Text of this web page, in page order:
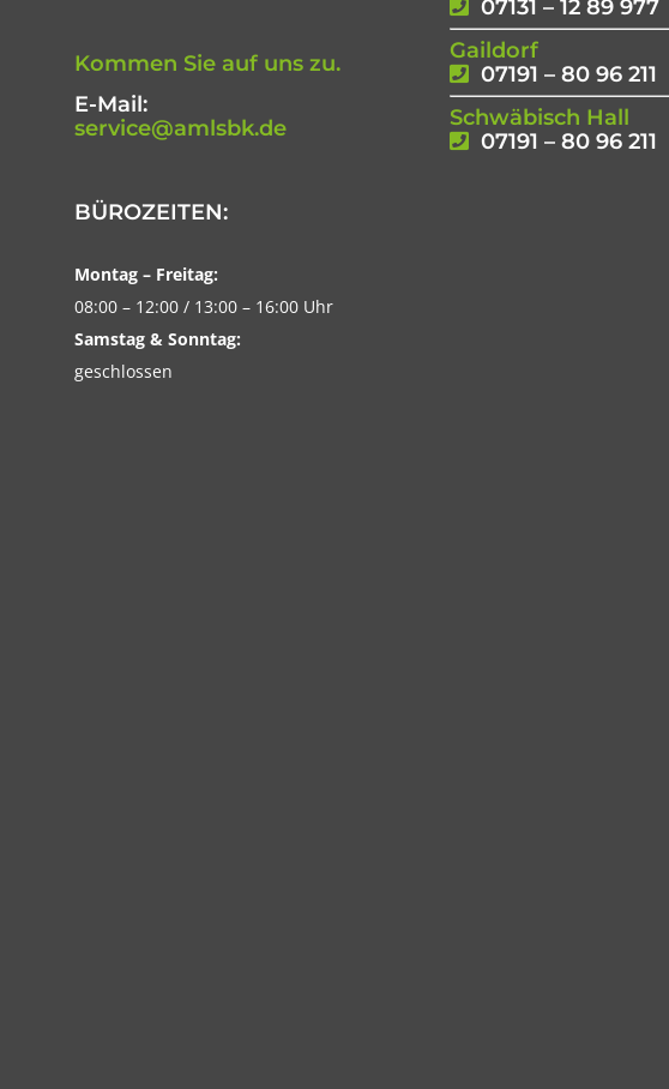
Kommen Sie auf uns zu.
E-Mail:
service@amlsbk.de
BÜROZEITEN:
Montag – Freitag:
08:00 – 12:00 / 13:00 – 16:00 Uhr
Samstag & Sonntag:
geschlossen
07131 – 12 89 977
Gaildorf
07191 – 80 96 211
Schwäbisch Hall
07191 – 80 96 211